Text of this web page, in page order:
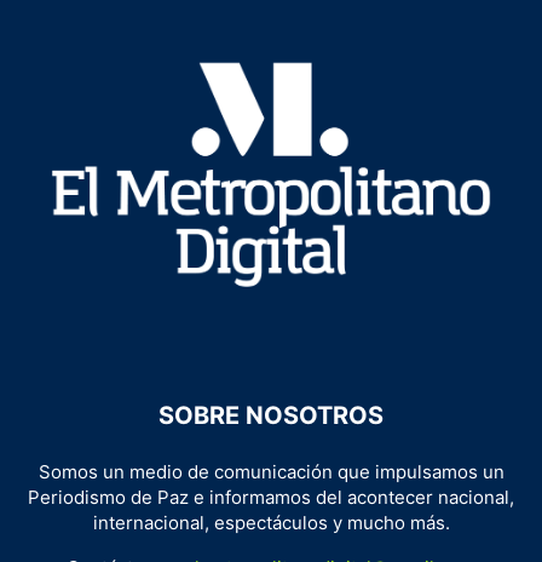
SOBRE NOSOTROS
Somos un medio de comunicación que impulsamos un
Periodismo de Paz e informamos del acontecer nacional,
internacional, espectáculos y mucho más.